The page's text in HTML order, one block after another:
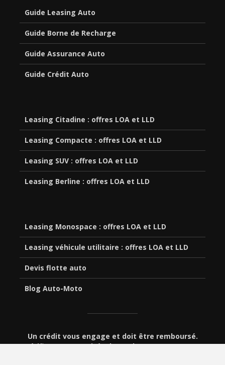
Guide Leasing Auto
Guide Borne de Recharge
Guide Assurance Auto
Guide Crédit Auto
Leasing Citadine : offres LOA et LLD
Leasing Compacte : offres LOA et LLD
Leasing SUV : offres LOA et LLD
Leasing Berline : offres LOA et LLD
Leasing Monospace : offres LOA et LLD
Leasing véhicule utilitaire : offres LOA et LLD
Devis flotte auto
Blog Auto-Moto
Un crédit vous engage et doit être remboursé.
Vérifiez vos capacités de remboursement avant